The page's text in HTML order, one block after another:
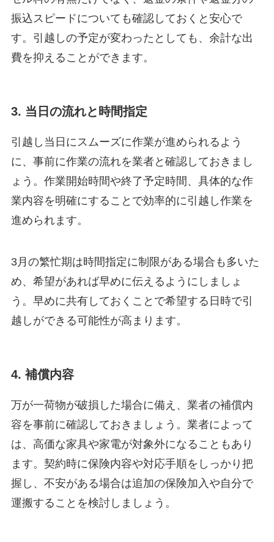
振込スピードについても確認しておくと安心で
す。引越しの予定が変わったとしても、余計な出
費を抑えることができます。
3. 当日の流れと時間指定
引越し当日にスムーズに作業が進められるよう
に、事前に作業の流れを業者と確認しておきまし
ょう。作業開始時間や終了予定時間、具体的な作
業内容を明確にすることで効率的に引越し作業を
進められます。
3月の繁忙期は時間指定に制限がある場合も多いた
め、希望があれば早めに伝えるようにしましょ
う。早めに共有しておくことで希望する日時で引
越しができる可能性が高まります。
4. 補償内容
万が一荷物が破損した場合に備え、業者の補償内
容を事前に確認しておきましょう。業者によって
は、高価な家具や家電が対象外になることもあり
ます。契約時に保険内容や対応手順をしっかり把
握し、不安がある場合は追加の保険加入や自分で
運搬することを検討しましょう。